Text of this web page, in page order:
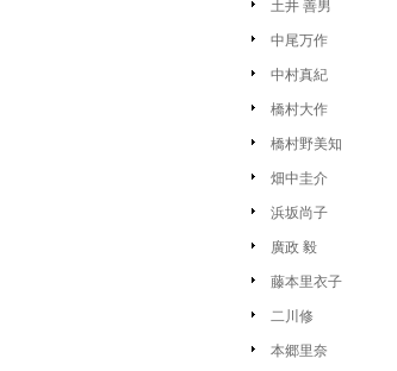
土井 善男
中尾万作
中村真紀
橋村大作
橋村野美知
畑中圭介
浜坂尚子
廣政 毅
藤本里衣子
二川修
本郷里奈